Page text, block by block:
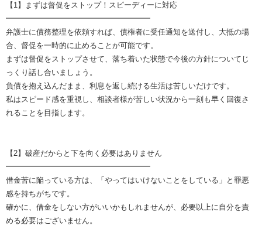
【1】まずは督促をストップ！スピーディーに対応
━━━━━━━━━━━━━━━━━━━
弁護士に債務整理を依頼すれば、債権者に受任通知を送付し、大抵の場
合、督促を一時的に止めることが可能です。
まずは督促をストップさせて、落ち着いた状態で今後の方針についてじ
っくり話し合いましょう。
負債を抱え込んだまま、利息を返し続ける生活は苦しいだけです。
私はスピード感を重視し、相談者様が苦しい状況から一刻も早く回復さ
れることを目指します。
【2】破産だからと下を向く必要はありません
━━━━━━━━━━━━━━━━━━━
借金苦に陥っている方は、「やってはいけないことをしている」と罪悪
感を持ちがちです。
確かに、借金をしない方がいいかもしれませんが、必要以上に自分を責
める必要はございません。